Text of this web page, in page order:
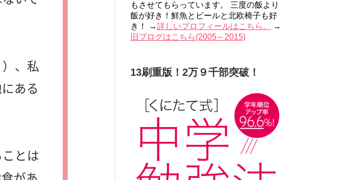
もさせてもらっています。 三度の飯より
飯が好き！鮮魚とビールと北欧椅子も好
き！ →詳しいプロフィールはこちら。
→
旧ブログはこちら(2005～2015)
13刷重版！2万９千部突破！